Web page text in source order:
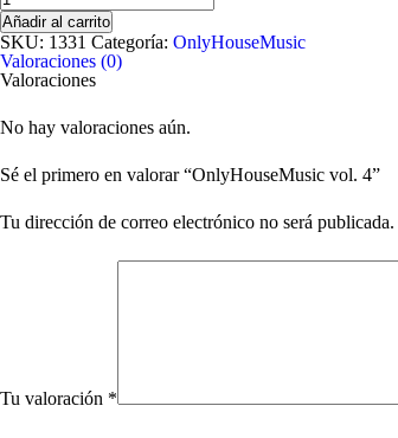
vol.
4
cantidad
Añadir al carrito
SKU: 1331 Categoría: OnlyHouseMusic
Valoraciones (0)
Valoraciones
No hay valoraciones aún.
Sé el primero en valorar “OnlyHouseMusic vol. 4”
Tu dirección de correo electrónico no será publicada.
Tu valoración *